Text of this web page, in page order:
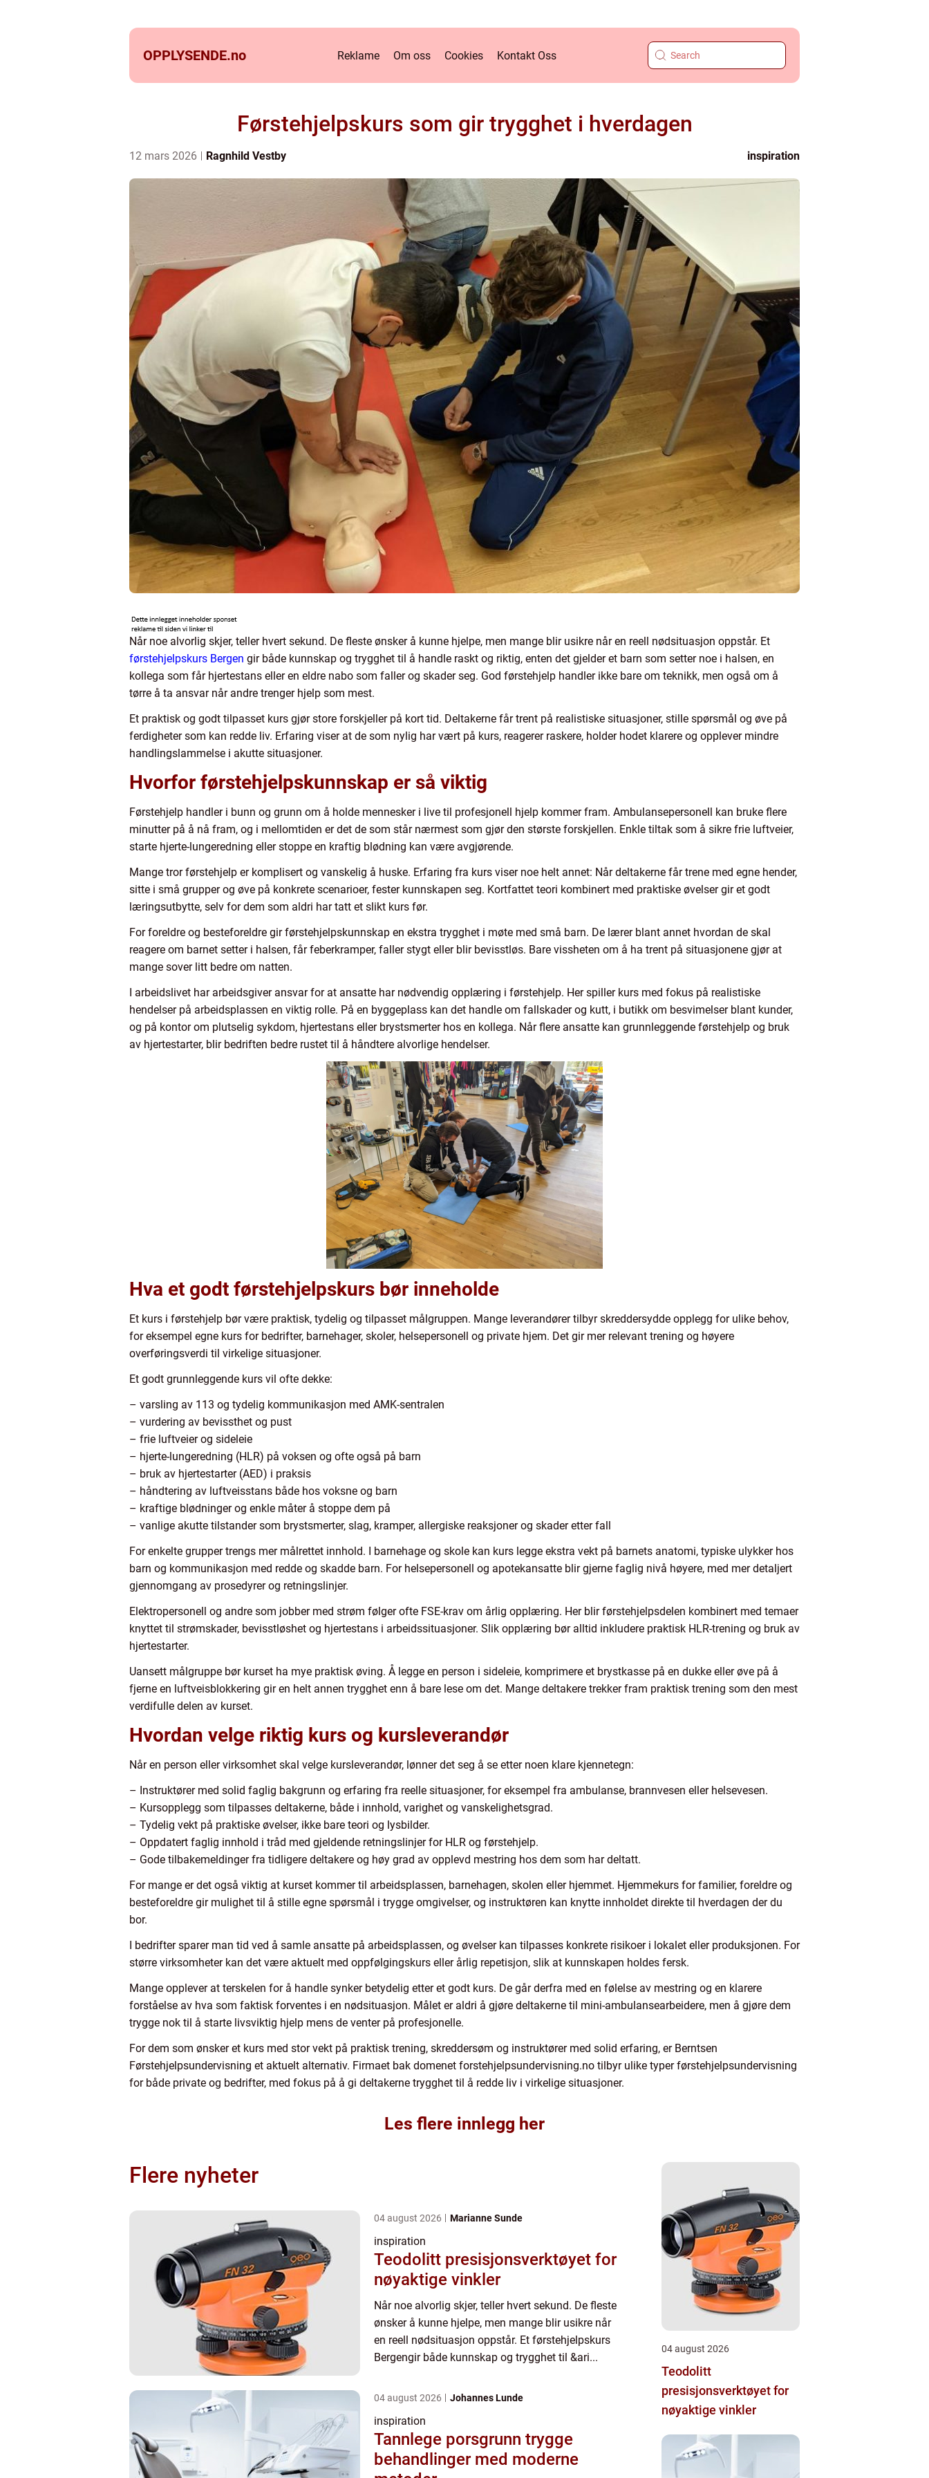
OPPLYSENDE.no Reklame Om oss Cookies Kontakt Oss
Førstehjelpskurs som gir trygghet i hverdagen
12 mars 2026 Ragnhild Vestby inspiration
Når noe alvorlig skjer, teller hvert sekund. De fleste ønsker å kunne hjelpe, men mange blir usikre når en reell nødsituasjon oppstår. Et
førstehjelpskurs Bergen gir både kunnskap og trygghet til å handle raskt og riktig, enten det gjelder et barn som setter noe i halsen, en
kollega som får hjertestans eller en eldre nabo som faller og skader seg. God førstehjelp handler ikke bare om teknikk, men også om å
tørre å ta ansvar når andre trenger hjelp som mest.
Et praktisk og godt tilpasset kurs gjør store forskjeller på kort tid. Deltakerne får trent på realistiske situasjoner, stille spørsmål og øve på
ferdigheter som kan redde liv. Erfaring viser at de som nylig har vært på kurs, reagerer raskere, holder hodet klarere og opplever mindre
handlingslammelse i akutte situasjoner.
Hvorfor førstehjelpskunnskap er så viktig
Førstehjelp handler i bunn og grunn om å holde mennesker i live til profesjonell hjelp kommer fram. Ambulansepersonell kan bruke flere
minutter på å nå fram, og i mellomtiden er det de som står nærmest som gjør den største forskjellen. Enkle tiltak som å sikre frie luftveier,
starte hjerte-lungeredning eller stoppe en kraftig blødning kan være avgjørende.
Mange tror førstehjelp er komplisert og vanskelig å huske. Erfaring fra kurs viser noe helt annet: Når deltakerne får trene med egne hender,
sitte i små grupper og øve på konkrete scenarioer, fester kunnskapen seg. Kortfattet teori kombinert med praktiske øvelser gir et godt
læringsutbytte, selv for dem som aldri har tatt et slikt kurs før.
For foreldre og besteforeldre gir førstehjelpskunnskap en ekstra trygghet i møte med små barn. De lærer blant annet hvordan de skal
reagere om barnet setter i halsen, får feberkramper, faller stygt eller blir bevisstløs. Bare vissheten om å ha trent på situasjonene gjør at
mange sover litt bedre om natten.
I arbeidslivet har arbeidsgiver ansvar for at ansatte har nødvendig opplæring i førstehjelp. Her spiller kurs med fokus på realistiske
hendelser på arbeidsplassen en viktig rolle. På en byggeplass kan det handle om fallskader og kutt, i butikk om besvimelser blant kunder,
og på kontor om plutselig sykdom, hjertestans eller brystsmerter hos en kollega. Når flere ansatte kan grunnleggende førstehjelp og bruk
av hjertestarter, blir bedriften bedre rustet til å håndtere alvorlige hendelser.
Hva et godt førstehjelpskurs bør inneholde
Et kurs i førstehjelp bør være praktisk, tydelig og tilpasset målgruppen. Mange leverandører tilbyr skreddersydde opplegg for ulike behov,
for eksempel egne kurs for bedrifter, barnehager, skoler, helsepersonell og private hjem. Det gir mer relevant trening og høyere
overføringsverdi til virkelige situasjoner.
Et godt grunnleggende kurs vil ofte dekke:
– varsling av 113 og tydelig kommunikasjon med AMK-sentralen
– vurdering av bevissthet og pust
– frie luftveier og sideleie
– hjerte-lungeredning (HLR) på voksen og ofte også på barn
– bruk av hjertestarter (AED) i praksis
– håndtering av luftveisstans både hos voksne og barn
– kraftige blødninger og enkle måter å stoppe dem på
– vanlige akutte tilstander som brystsmerter, slag, kramper, allergiske reaksjoner og skader etter fall
For enkelte grupper trengs mer målrettet innhold. I barnehage og skole kan kurs legge ekstra vekt på barnets anatomi, typiske ulykker hos
barn og kommunikasjon med redde og skadde barn. For helsepersonell og apotekansatte blir gjerne faglig nivå høyere, med mer detaljert
gjennomgang av prosedyrer og retningslinjer.
Elektropersonell og andre som jobber med strøm følger ofte FSE-krav om årlig opplæring. Her blir førstehjelpsdelen kombinert med temaer
knyttet til strømskader, bevisstløshet og hjertestans i arbeidssituasjoner. Slik opplæring bør alltid inkludere praktisk HLR-trening og bruk av
hjertestarter.
Uansett målgruppe bør kurset ha mye praktisk øving. Å legge en person i sideleie, komprimere et brystkasse på en dukke eller øve på å
fjerne en luftveisblokkering gir en helt annen trygghet enn å bare lese om det. Mange deltakere trekker fram praktisk trening som den mest
verdifulle delen av kurset.
Hvordan velge riktig kurs og kursleverandør
Når en person eller virksomhet skal velge kursleverandør, lønner det seg å se etter noen klare kjennetegn:
– Instruktører med solid faglig bakgrunn og erfaring fra reelle situasjoner, for eksempel fra ambulanse, brannvesen eller helsevesen.
– Kursopplegg som tilpasses deltakerne, både i innhold, varighet og vanskelighetsgrad.
– Tydelig vekt på praktiske øvelser, ikke bare teori og lysbilder.
– Oppdatert faglig innhold i tråd med gjeldende retningslinjer for HLR og førstehjelp.
– Gode tilbakemeldinger fra tidligere deltakere og høy grad av opplevd mestring hos dem som har deltatt.
For mange er det også viktig at kurset kommer til arbeidsplassen, barnehagen, skolen eller hjemmet. Hjemmekurs for familier, foreldre og
besteforeldre gir mulighet til å stille egne spørsmål i trygge omgivelser, og instruktøren kan knytte innholdet direkte til hverdagen der du
bor.
I bedrifter sparer man tid ved å samle ansatte på arbeidsplassen, og øvelser kan tilpasses konkrete risikoer i lokalet eller produksjonen. For
større virksomheter kan det være aktuelt med oppfølgingskurs eller årlig repetisjon, slik at kunnskapen holdes fersk.
Mange opplever at terskelen for å handle synker betydelig etter et godt kurs. De går derfra med en følelse av mestring og en klarere
forståelse av hva som faktisk forventes i en nødsituasjon. Målet er aldri å gjøre deltakerne til mini-ambulansearbeidere, men å gjøre dem
trygge nok til å starte livsviktig hjelp mens de venter på profesjonelle.
For dem som ønsker et kurs med stor vekt på praktisk trening, skreddersøm og instruktører med solid erfaring, er Berntsen
Førstehjelpsundervisning et aktuelt alternativ. Firmaet bak domenet forstehjelpsundervisning.no tilbyr ulike typer førstehjelpsundervisning
for både private og bedrifter, med fokus på å gi deltakerne trygghet til å redde liv i virkelige situasjoner.
Les flere innlegg her
Flere nyheter
04 august 2026 Marianne Sunde
inspiration
Teodolitt presisjonsverktøyet for
nøyaktige vinkler
Når noe alvorlig skjer, teller hvert sekund. De fleste
ønsker å kunne hjelpe, men mange blir usikre når
en reell nødsituasjon oppstår. Et førstehjelpskurs
Bergengir både kunnskap og trygghet til &ari...
04 august 2026 Johannes Lunde
inspiration
Tannlege porsgrunn trygge
behandlinger med moderne
04 august 2026
Teodolitt
presisjonsverktøyet for
nøyaktige vinkler